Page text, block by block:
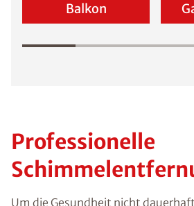
Balkon
Professionelle
Um die Gesundheit nicht